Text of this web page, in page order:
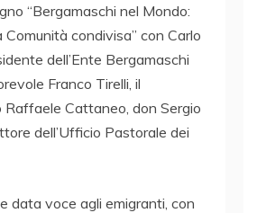
“Bergamaschi nel Mondo:
Comunità condivisa” con Carlo
dell’Ente Bergamaschi
Franco Tirelli, il
Cattaneo, don Sergio
dell’Ufficio Pastorale dei
data voce agli emigranti, con